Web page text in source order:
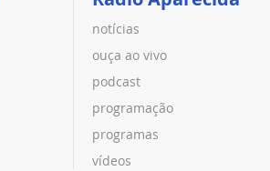
notícias
ouça ao vivo
podcast
programação
programas
vídeos